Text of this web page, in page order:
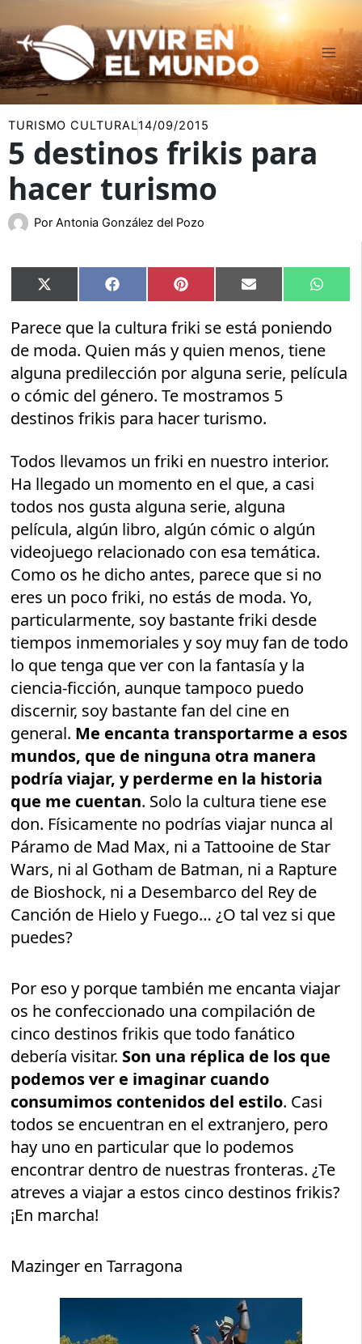
al
contenido
TURISMO CULTURAL14/09/2015
5 destinos frikis para
hacer turismo
Por Antonia González del Pozo
Compartir
en
X
(Twitter)
Compartir
en
Facebook Compartir
en
Pinterest Compartir
en
Email
en
Parece que la cultura friki se está poniendo
de moda. Quien más y quien menos, tiene
alguna predilección por alguna serie, película
o cómic del género. Te mostramos 5
destinos frikis para hacer turismo.
Todos llevamos un friki en nuestro interior.
Ha llegado un momento en el que, a casi
todos nos gusta alguna serie, alguna
película, algún libro, algún cómic o algún
videojuego relacionado con esa temática.
Como os he dicho antes, parece que si no
eres un poco friki, no estás de moda. Yo,
particularmente, soy bastante friki desde
tiempos inmemoriales y soy muy fan de todo
lo que tenga que ver con la fantasía y la
ciencia-ficción, aunque tampoco puedo
discernir, soy bastante fan del cine en
general. Me encanta transportarme a esos
mundos, que de ninguna otra manera
podría viajar, y perderme en la historia
que me cuentan. Solo la cultura tiene ese
don. Físicamente no podrías viajar nunca al
Páramo de Mad Max, ni a Tattooine de Star
Wars, ni al Gotham de Batman, ni a Rapture
de Bioshock, ni a Desembarco del Rey de
Canción de Hielo y Fuego… ¿O tal vez si que
puedes?
Por eso y porque también me encanta viajar
os he confeccionado una compilación de
cinco destinos frikis que todo fanático
debería visitar. Son una réplica de los que
podemos ver e imaginar cuando
consumimos contenidos del estilo. Casi
todos se encuentran en el extranjero, pero
hay uno en particular que lo podemos
encontrar dentro de nuestras fronteras. ¿Te
atreves a viajar a estos cinco destinos frikis?
¡En marcha!
Mazinger en Tarragona